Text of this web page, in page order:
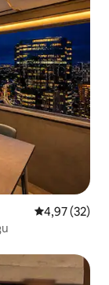
Средна
4,97 (32)